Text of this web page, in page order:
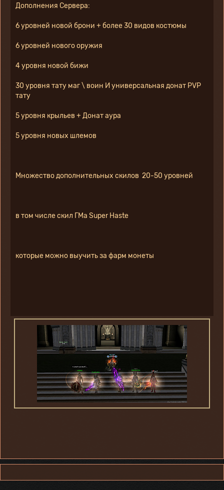
Дополнения Сервера:
6 уровней новой брони + более 30 видов костюмы
6 уровней нового оружия
4 уровня новой бижи
30 уровня тату маг \ воин И универсальная донат PVP
тату
5 уровня крыльев + Донат аура
5 уровня новых шлемов
Множество дополнительных скилов  20-50 уровней
в том числе скил ГМа Super Haste
которые можно выучить за фарм монеты